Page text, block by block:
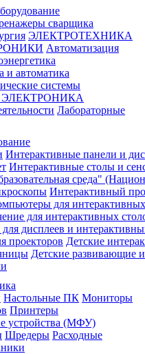
сварщика
ЭЛЕКТРОТЕХНИКА
Автоматизация
и автоматика
системы
Лабораторные
Интерактивные панели и
Интерактивные столы и
среда"
Интерактивный
для
для интерактивных
дисплеев и
проекторов Детские
Детские развивающие
Настольные ПК Мониторы
Принтеры
устройства (МФУ)
Шредеры Расходные